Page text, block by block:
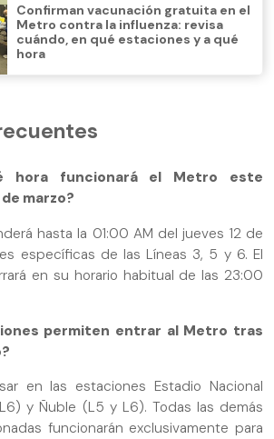
Confirman vacunación gratuita en el
Metro contra la influenza: revisa
cuándo, en qué estaciones y a qué
hora
hora funcionará el Metro este
marzo?
hasta la 01:00 AM del jueves 12 de
específicas de las Líneas 3, 5 y 6. El
en su horario habitual de las 23:00
permiten entrar al Metro tras
en las estaciones Estadio Nacional
y Ñuble (L5 y L6). Todas las demás
funcionarán exclusivamente para